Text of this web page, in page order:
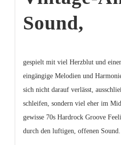
Sound,
gespielt mit viel Herzblut und
eingängige Melodien und
sich nicht darauf verlässt,
schleifen, sondern viel eher im
gewisse 70s Hardrock Groove
durch den luftigen, offenen Sound.